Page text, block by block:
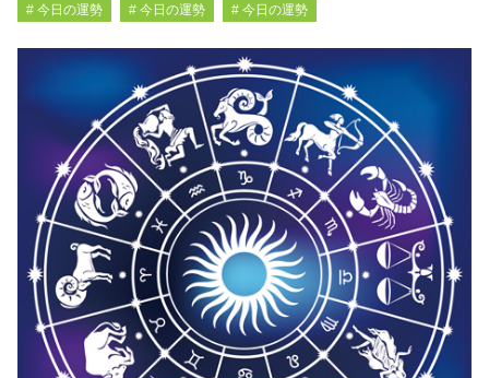
# 今日の運勢 # 今日の運勢 # 今日の運勢